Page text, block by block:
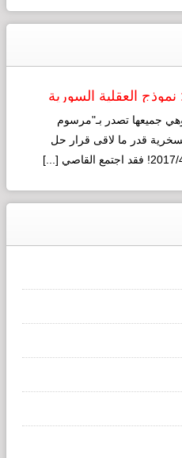
نموذج العقلية السورية
جميعها تصدر بـ"مرسوم
قدر ما لاقى قرار حل